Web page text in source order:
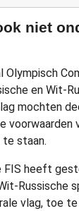
niet
en Wit-
mochten
voorwaarden
staan.
FIS heeft
Russische
vlag, toe